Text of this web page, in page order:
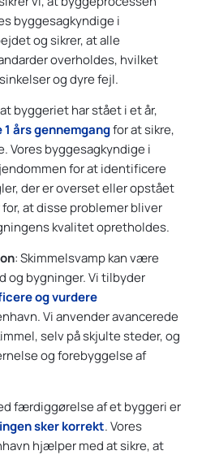
byggesagkyndige i
og sikrer, at alle
overholdes, hvilket
og dyre fejl.
byggeriet har stået i et år,
års gennemgangfor at sikre,
Vores byggesagkyndige i
for at identificere
der er overset eller opstået
at disse problemer bliver
kvalitet opretholdes.
: Skimmelsvamp kan være
og bygninger. Vi tilbyder
og vurdere
Vi anvender avancerede
selv på skjulte steder, og
og forebyggelse af
færdiggørelse af et byggeri er
sker korrekt. Vores
hjælper med at sikre, at